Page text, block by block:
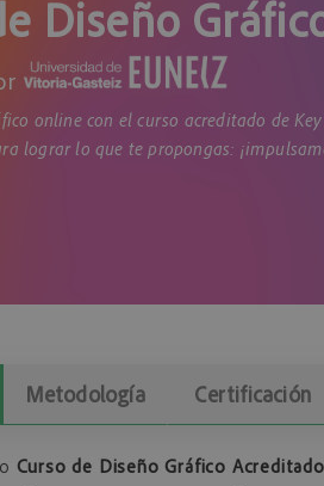
Diseño
online con el curso acreditado de
lograr lo que te propongas:
Metodología Certificación
Curso de Diseño Gráfico Acreditado